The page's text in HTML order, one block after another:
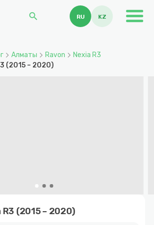
search RU KZ
Алматы Ravon
Nexia R3
(2015 – 2020)
R3 (2015 – 2020)